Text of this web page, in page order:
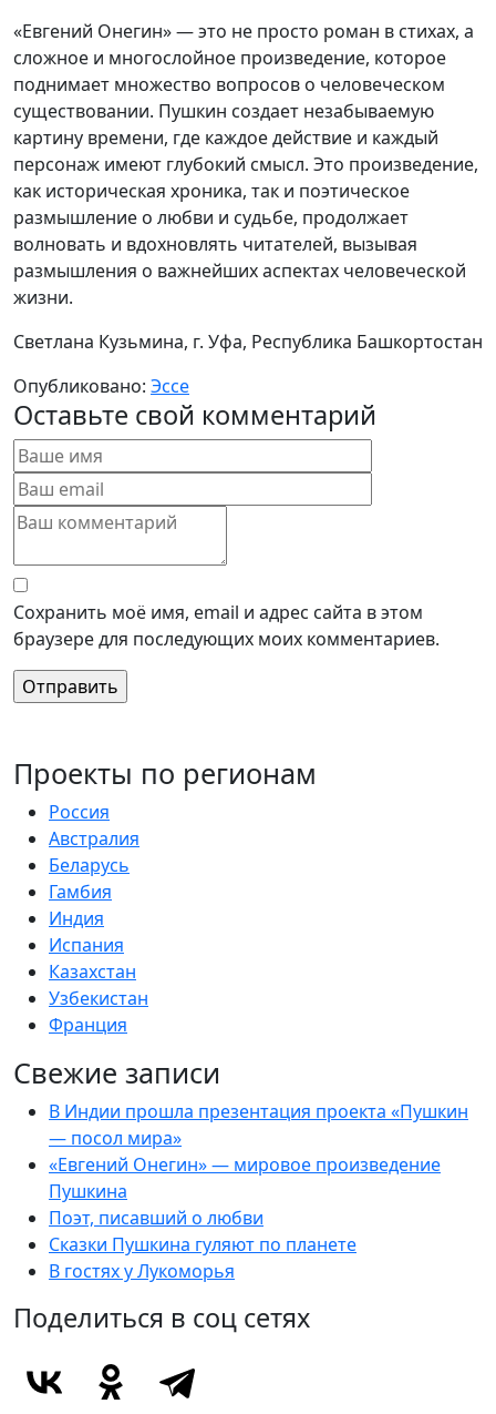
«Евгений Онегин» — это не просто роман в стихах, а
сложное и многослойное произведение, которое
поднимает множество вопросов о человеческом
существовании. Пушкин создает незабываемую
картину времени, где каждое действие и каждый
персонаж имеют глубокий смысл. Это произведение,
как историческая хроника, так и поэтическое
размышление о любви и судьбе, продолжает
волновать и вдохновлять читателей, вызывая
размышления о важнейших аспектах человеческой
жизни.
Светлана Кузьмина, г. Уфа, Республика Башкортостан
Опубликовано: Эссе
Оставьте свой комментарий
Сохранить моё имя, email и адрес сайта в этом
браузере для последующих моих комментариев.
Проекты по регионам
Россия
Австралия
Беларусь
Гамбия
Индия
Испания
Казахстан
Узбекистан
Франция
Свежие записи
В Индии прошла презентация проекта «Пушкин
— посол мира»
«Евгений Онегин» — мировое произведение
Пушкина
Поэт, писавший о любви
Сказки Пушкина гуляют по планете
В гостях у Лукоморья
Поделиться в соц сетях